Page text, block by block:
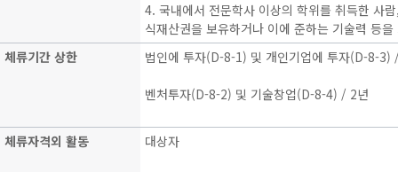
4. 국내에서 전문학사 이상의 학위를 취득한 사
식재산권을 보유하거나 이에 준하는 기술력 등
체류기간 상한
법인에 투자(D-8-1) 및 개인기업에 투자(D-8-3)
벤처투자(D-8-2) 및 기술창업(D-8-4) / 2년
체류자격외 활동 대상자